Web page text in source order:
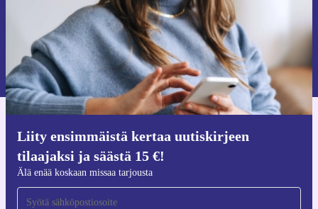
Liity ensimmäistä kertaa uutiskirjeen
tilaajaksi ja säästä 15 €!
Älä enää koskaan missaa tarjousta
Pyydä etukuponki
Lisätietoja henkilötietojen käytöstä löydättietosuojaselosteestamme.
iOS:lle ja Androidille